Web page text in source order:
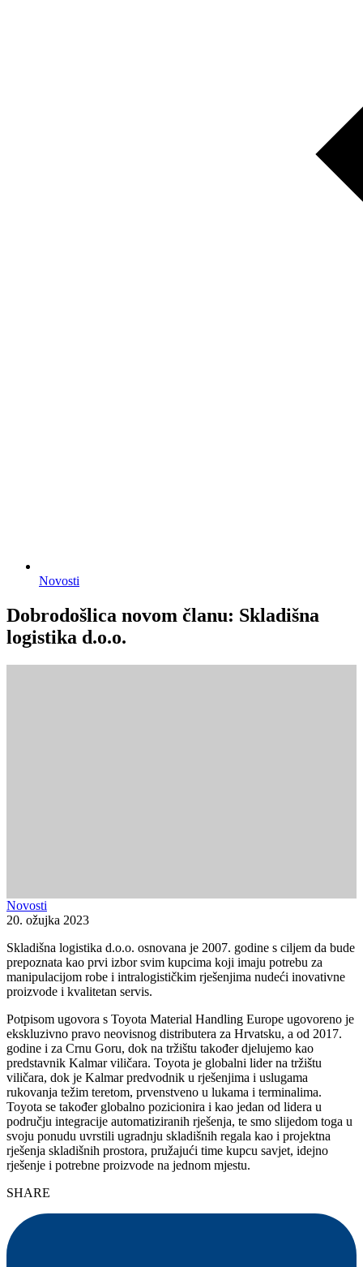
Novosti
Dobrodošlica novom članu: Skladišna
logistika d.o.o.
Novosti
20. ožujka 2023
Skladišna logistika d.o.o. osnovana je 2007. godine s ciljem da bude
prepoznata kao prvi izbor svim kupcima koji imaju potrebu za
manipulacijom robe i intralogističkim rješenjima nudeći inovativne
proizvode i kvalitetan servis.
Potpisom ugovora s Toyota Material Handling Europe ugovoreno je
ekskluzivno pravo neovisnog distributera za Hrvatsku, a od 2017.
godine i za Crnu Goru, dok na tržištu također djelujemo kao
predstavnik Kalmar viličara. Toyota je globalni lider na tržištu
viličara, dok je Kalmar predvodnik u rješenjima i uslugama
rukovanja težim teretom, prvenstveno u lukama i terminalima.
Toyota se također globalno pozicionira i kao jedan od lidera u
području integracije automatiziranih rješenja, te smo slijedom toga u
svoju ponudu uvrstili ugradnju skladišnih regala kao i projektna
rješenja skladišnih prostora, pružajući time kupcu savjet, idejno
rješenje i potrebne proizvode na jednom mjestu.
SHARE